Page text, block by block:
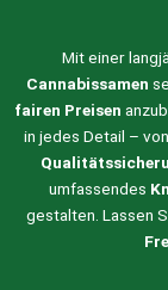
Mit einer
Cannabissamen
fairen Preisen
in jedes Detail –
umfassendes
gestalten. Lassen